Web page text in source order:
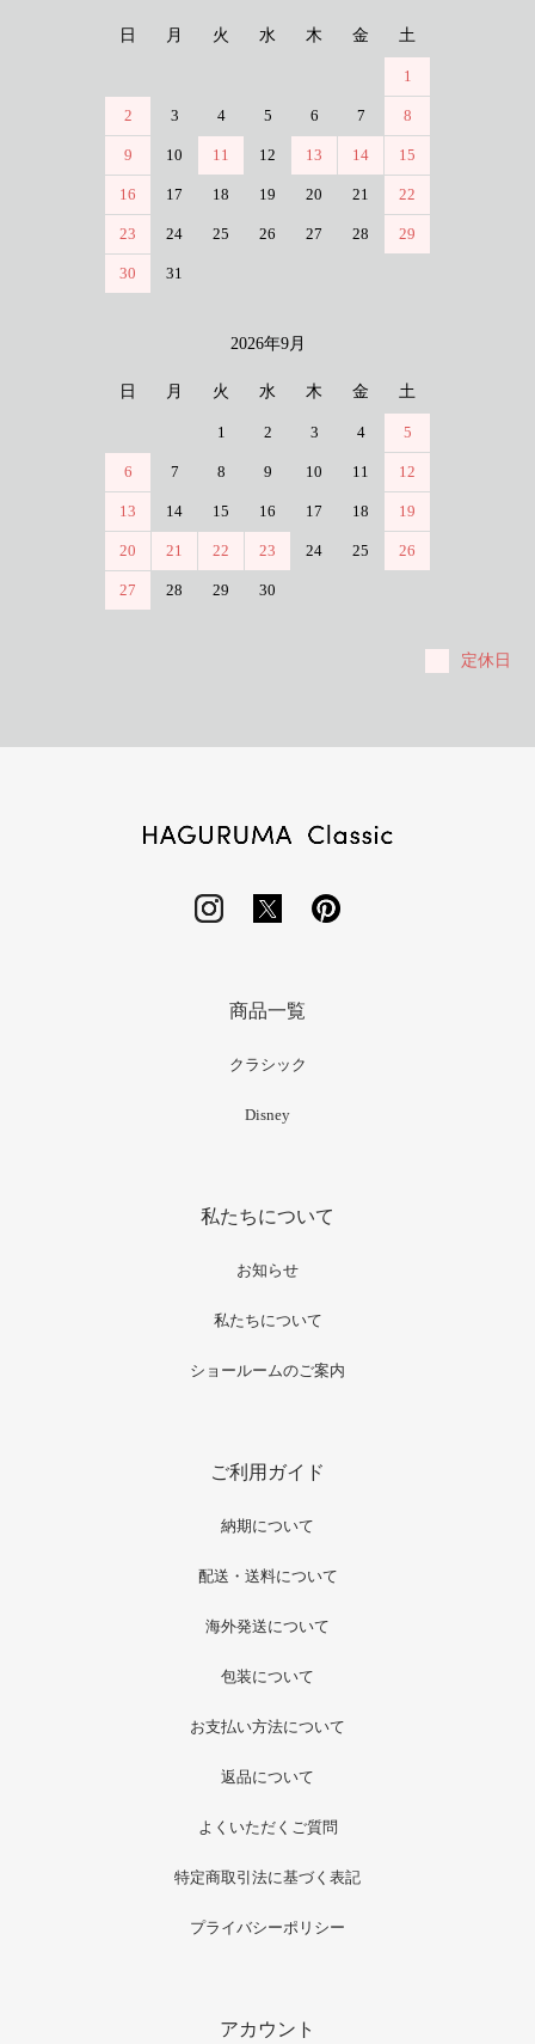
日 月 火 水 木 金 土
1
2 3 4 5 6 7 8
9 10 11 12 13 14 15
16 17 18 19 20 21 22
23 24 25 26 27 28 29
30 31
2026年9月
日 月 火 水 木 金 土
1 2 3 4 5
6 7 8 9 10 11 12
13 14 15 16 17 18 19
20 21 22 23 24 25 26
27 28 29 30
定休日
商品一覧
クラシック
Disney
私たちについて
お知らせ
私たちについて
ショールームのご案内
ご利用ガイド
納期について
配送・送料について
海外発送について
包装について
お支払い方法について
返品について
よくいただくご質問
特定商取引法に基づく表記
プライバシーポリシー
アカウント